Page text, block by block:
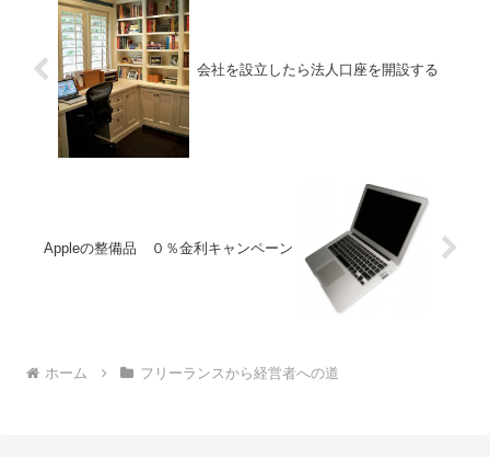
会社を設立したら法人口座を開設する
Appleの整備品 ０％金利キャンペーン
ホーム フリーランスから経営者への道